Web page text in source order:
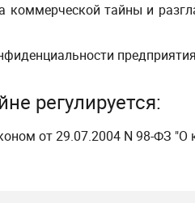
коммерческой тайны и
регулируется:
от 29.07.2004 N 98-ФЗ "О